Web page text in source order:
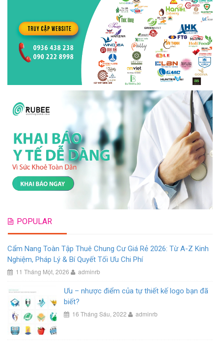
POPULAR
Cẩm Nang Toàn Tập Thuê Chung Cư Giá Rẻ 2026: Từ A-Z Kinh
Nghiệm, Pháp Lý & Bí Quyết Tối Ưu Chi Phí
11 Tháng Một, 2026 adminrb
Ưu – nhược điểm của tự thiết kế logo bạn đã
biết?
16 Tháng Sáu, 2022 adminrb